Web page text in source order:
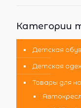
Категории
Детская
Детская
Товары для